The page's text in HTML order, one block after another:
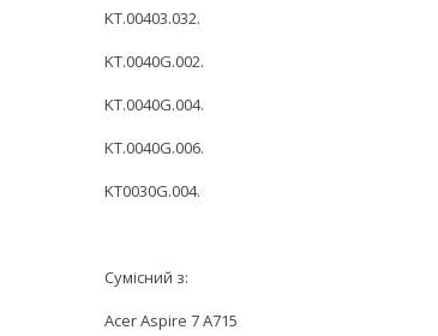
KT.00403.032.
KT.0040G.002.
KT.0040G.004.
KT.0040G.006.
KT0030G.004.
Сумісний з:
Acer Aspire 7 A715